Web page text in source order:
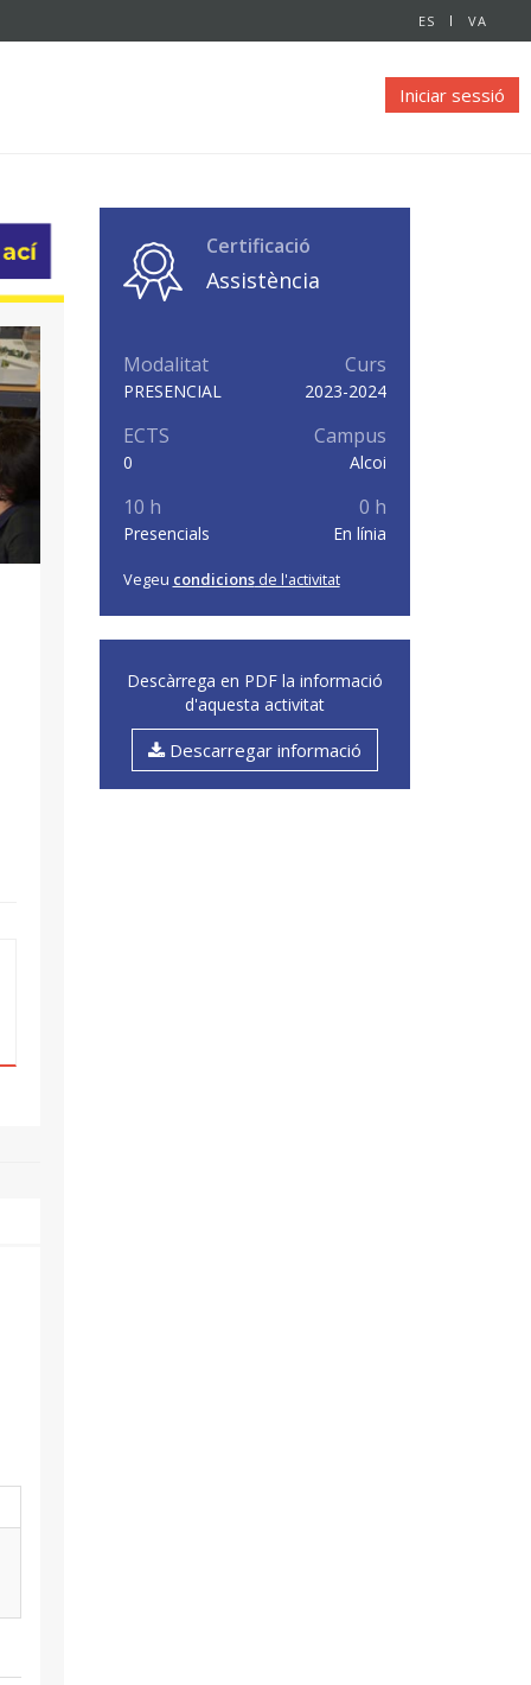
ES VA
Iniciar sessió
Certificació
Assistència
Modalitat
PRESENCIAL
Curs
2023-2024
ECTS
0
Campus
Alcoi
10 h
Presencials
0 h
En línia
Vegeu condicionsde l'activitat
Descàrrega en PDF la informació
d'aquesta activitat
Descarregar informació